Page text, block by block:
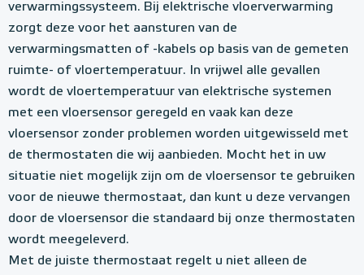
verwarmingssysteem. Bij elektrische vloerverwarming
zorgt deze voor het aansturen van de
verwarmingsmatten of -kabels op basis van de gemeten
ruimte- of vloertemperatuur. In vrijwel alle gevallen
wordt de vloertemperatuur van elektrische systemen
met een vloersensor geregeld en vaak kan deze
vloersensor zonder problemen worden uitgewisseld met
de thermostaten die wij aanbieden. Mocht het in uw
situatie niet mogelijk zijn om de vloersensor te gebruiken
voor de nieuwe thermostaat, dan kunt u deze vervangen
door de vloersensor die standaard bij onze thermostaten
wordt meegeleverd.
Met de juiste thermostaat regelt u niet alleen de